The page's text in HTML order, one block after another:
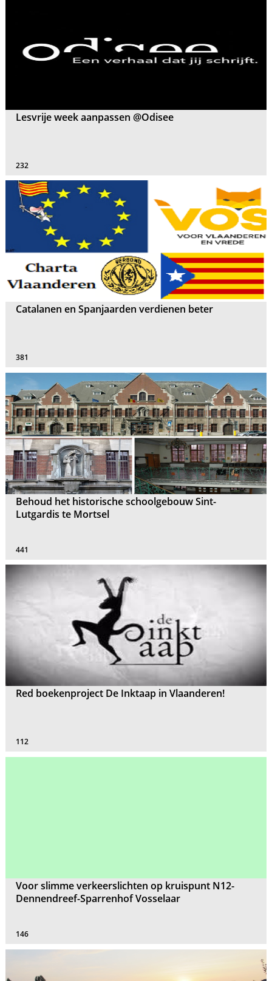
Lesvrije week aanpassen @Odisee
232
Catalanen en Spanjaarden verdienen beter
381
Behoud het historische schoolgebouw Sint-
Lutgardis te Mortsel
441
Red boekenproject De Inktaap in Vlaanderen!
112
Voor slimme verkeerslichten op kruispunt N12-
Dennendreef-Sparrenhof Vosselaar
146